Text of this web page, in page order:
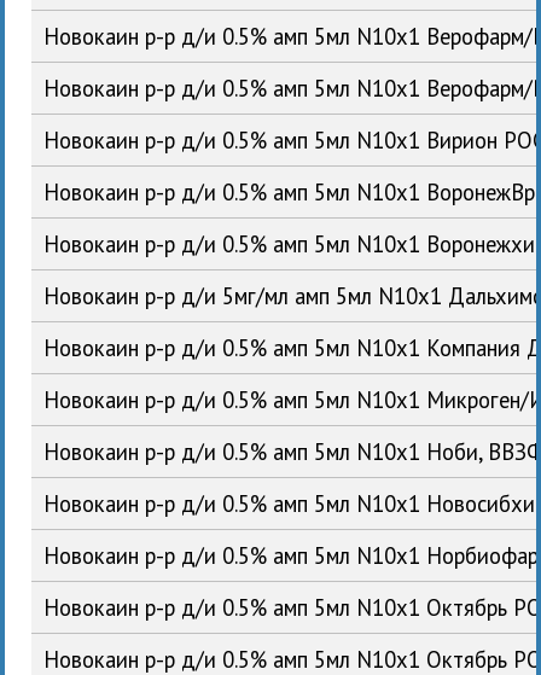
Новокаин р-р д/и 0.5% амп 5мл N10x1 Верофарм/
Новокаин р-р д/и 0.5% амп 5мл N10x1
Новокаин р-р д/и 0.5% амп 5мл N10x1 Вирион
Новокаин р-р д/и 0.5% амп 5мл N10x1
Новокаин р-р д/и 0.5% амп 5мл N10x1
Новокаин р-р д/и 5мг/мл амп 5мл N10x1
Новокаин р-р д/и 0.5% амп 5мл N10x1 Компания
Новокаин р-р д/и 0.5% амп 5мл N10x1
Новокаин р-р д/и 0.5% амп 5мл N10x1 Ноби,
Новокаин р-р д/и 0.5% амп 5мл N10x1
Новокаин р-р д/и 0.5% амп 5мл N10x1
Новокаин р-р д/и 0.5% амп 5мл N10x1 Октябрь
Новокаин р-р д/и 0.5% амп 5мл N10x1 Октябрь